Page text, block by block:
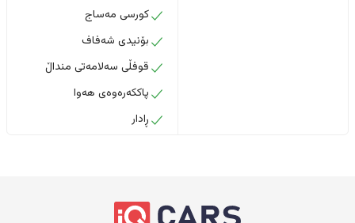
کورسی مەساج
بۆنیدی شەفاف
قوفڵی سەلامەتی منداڵ
پاککەرەوەی هەوا
ڕادار